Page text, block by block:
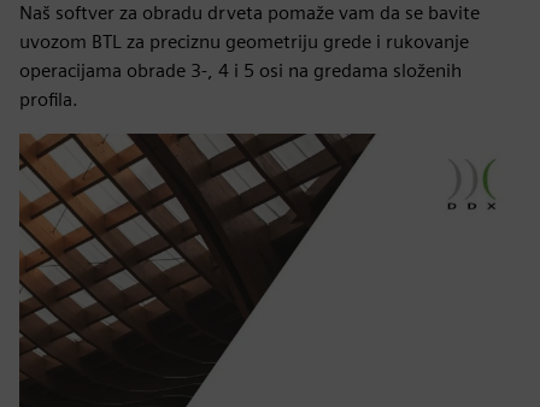
Naš softver za obradu drveta pomaže vam da se bavite
uvozom BTL za preciznu geometriju grede i rukovanje
operacijama obrade 3-, 4 i 5 osi na gredama složenih
profila.